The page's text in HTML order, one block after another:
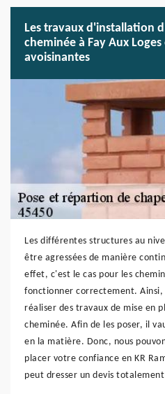
Les travaux d'installation
cheminée à Fay Aux
avoisinantes
Les différentes structures au
être agressées de manière
effet, c'est le cas pour les
fonctionner correctement.
réaliser des travaux de mise en
cheminée. Afin de les poser, il
en la matière. Donc, nous
placer votre confiance en KR
peut dresser un devis